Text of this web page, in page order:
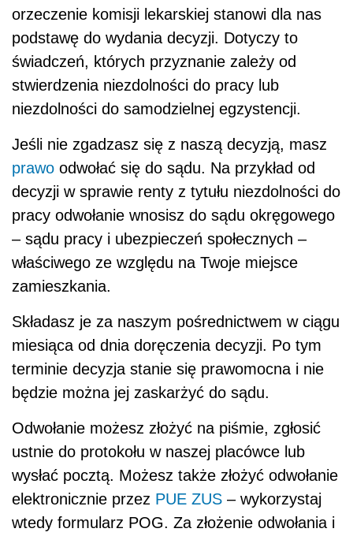
orzeczenie komisji lekarskiej stanowi dla nas
podstawę do wydania decyzji. Dotyczy to
świadczeń, których przyznanie zależy od
stwierdzenia niezdolności do pracy lub
niezdolności do samodzielnej egzystencji.
Jeśli nie zgadzasz się z naszą decyzją, masz
prawo odwołać się do sądu. Na przykład od
decyzji w sprawie renty z tytułu niezdolności do
pracy odwołanie wnosisz do sądu okręgowego
– sądu pracy i ubezpieczeń społecznych –
właściwego ze względu na Twoje miejsce
zamieszkania.
Składasz je za naszym pośrednictwem w ciągu
miesiąca od dnia doręczenia decyzji. Po tym
terminie decyzja stanie się prawomocna i nie
będzie można jej zaskarżyć do sądu.
Odwołanie możesz złożyć na piśmie, zgłosić
ustnie do protokołu w naszej placówce lub
wysłać pocztą. Możesz także złożyć odwołanie
elektronicznie przez PUE ZUS – wykorzystaj
wtedy formularz POG. Za złożenie odwołania i